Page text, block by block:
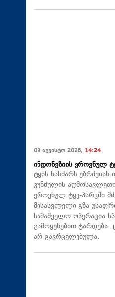
09 აგვისტო 2026, 14:24
ინდონეზიის ეროვნულ
ტყის ხანძარს ებრძვიან
კუნძულის
ეროვნულ ტყე-პარკში
მისასვლელი გზა
სამაშველო ოპერაცია
გამოყენებით ტარდება.
არ გავრცელებულა.